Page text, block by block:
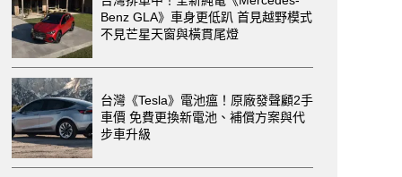
Benz GLA》車身更低趴 首見越野模式
不見芒星天窗與橫貫尾燈
台灣《Tesla》電池瘟！原廠發聲顧2手
車價 免費更換新電池、補償方案與代
步車升級